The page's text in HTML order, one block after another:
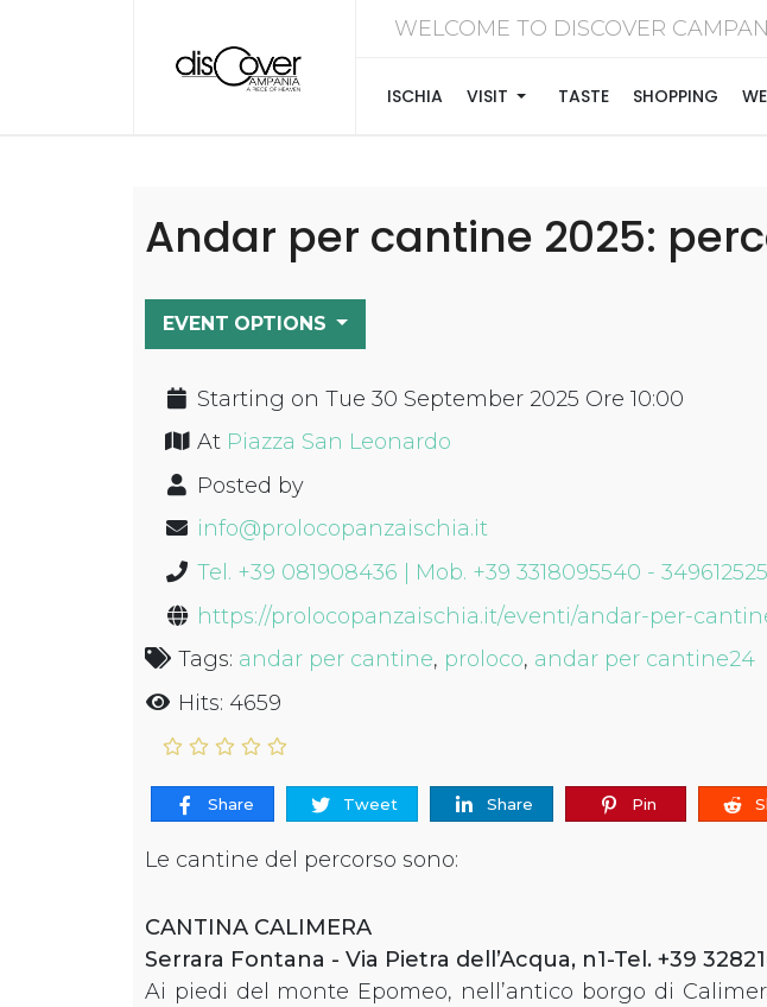
WELCOME TO DISCOVER
ISCHIA VISIT TASTE SHOPPING
Andar per cantine 2025:
EVENT OPTIONS
Starting on Tue 30 September 2025 Ore 10:00
At Piazza San Leonardo
Posted by
info@prolocopanzaischia.it
Tel. +39 081908436 | Mob. +39 3318095540 -
https://prolocopanzaischia.it/eventi/andar-per-
Tags: andar per cantine, proloco, andar per cantine24
Hits: 4659
Share Tweet Share Pin
Le cantine del percorso sono:
CANTINA CALIMERA
Serrara Fontana - Via Pietra dell’Acqua, n1-Tel. +39
Ai piedi del monte Epomeo, nell’antico borgo di